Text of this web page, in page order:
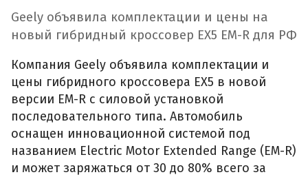
Geely объявила комплектации и цены на
новый гибридный кроссовер EX5 EM-R для РФ
Компания Geely объявила комплектации и
цены гибридного кроссовера EX5 в новой
версии EM-R с силовой установкой
последовательного типа. Автомобиль
оснащен инновационной системой под
названием Electric Motor Extended Range (EM-R)
и может заряжаться от 30 до 80% всего за